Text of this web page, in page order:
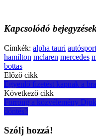
Kapcsolódó
Címkék: alpha tauri autósport
hamilton mclaren mercedes
bottas
Post
navigation
Előző cikk
Egyenlő fizetést kapnak a
Következő cikk
Forrong a közvélemény
döntés?
Szólj hozzá!